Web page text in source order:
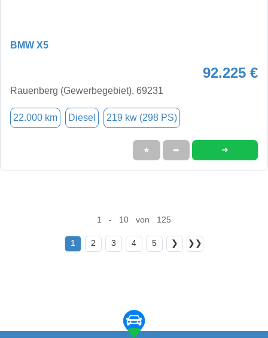
BMW X5
92.225 €
Rauenberg (Gewerbegebiet), 69231
22.000 km Diesel 219 kw (298 PS)
★ ➦ ➜
1 - 10 von 125
1 2 3 4 5 ❯ ❯❯